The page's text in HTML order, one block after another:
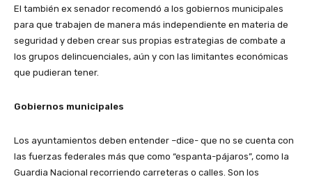
El también ex senador recomendó a los gobiernos municipales
para que trabajen de manera más independiente en materia de
seguridad y deben crear sus propias estrategias de combate a
los grupos delincuenciales, aún y con las limitantes económicas
que pudieran tener.
Gobiernos municipales
Los ayuntamientos deben entender –dice- que no se cuenta con
las fuerzas federales más que como “espanta-pájaros”, como la
Guardia Nacional recorriendo carreteras o calles. Son los